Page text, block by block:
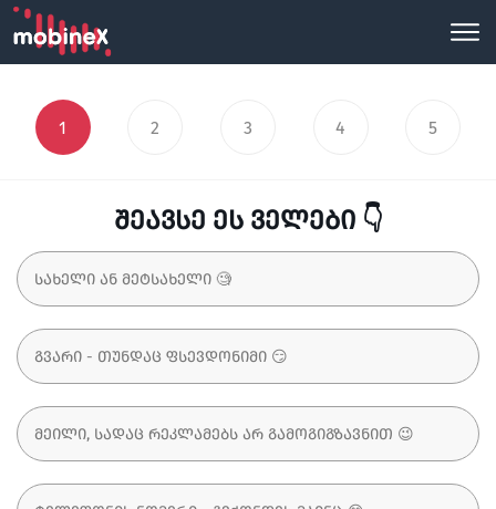
1 2 3 4 5
შეავსე ეს ველები 👇